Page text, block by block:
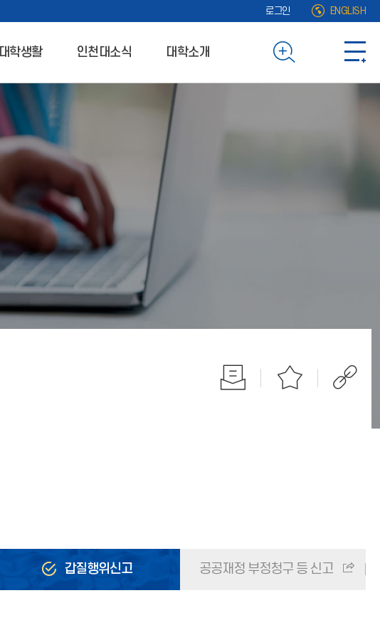
로그인 ENGLISH
대학생활 인천대소식 대학소개
갑질행위신고 공공재정 부정청구 등 신고